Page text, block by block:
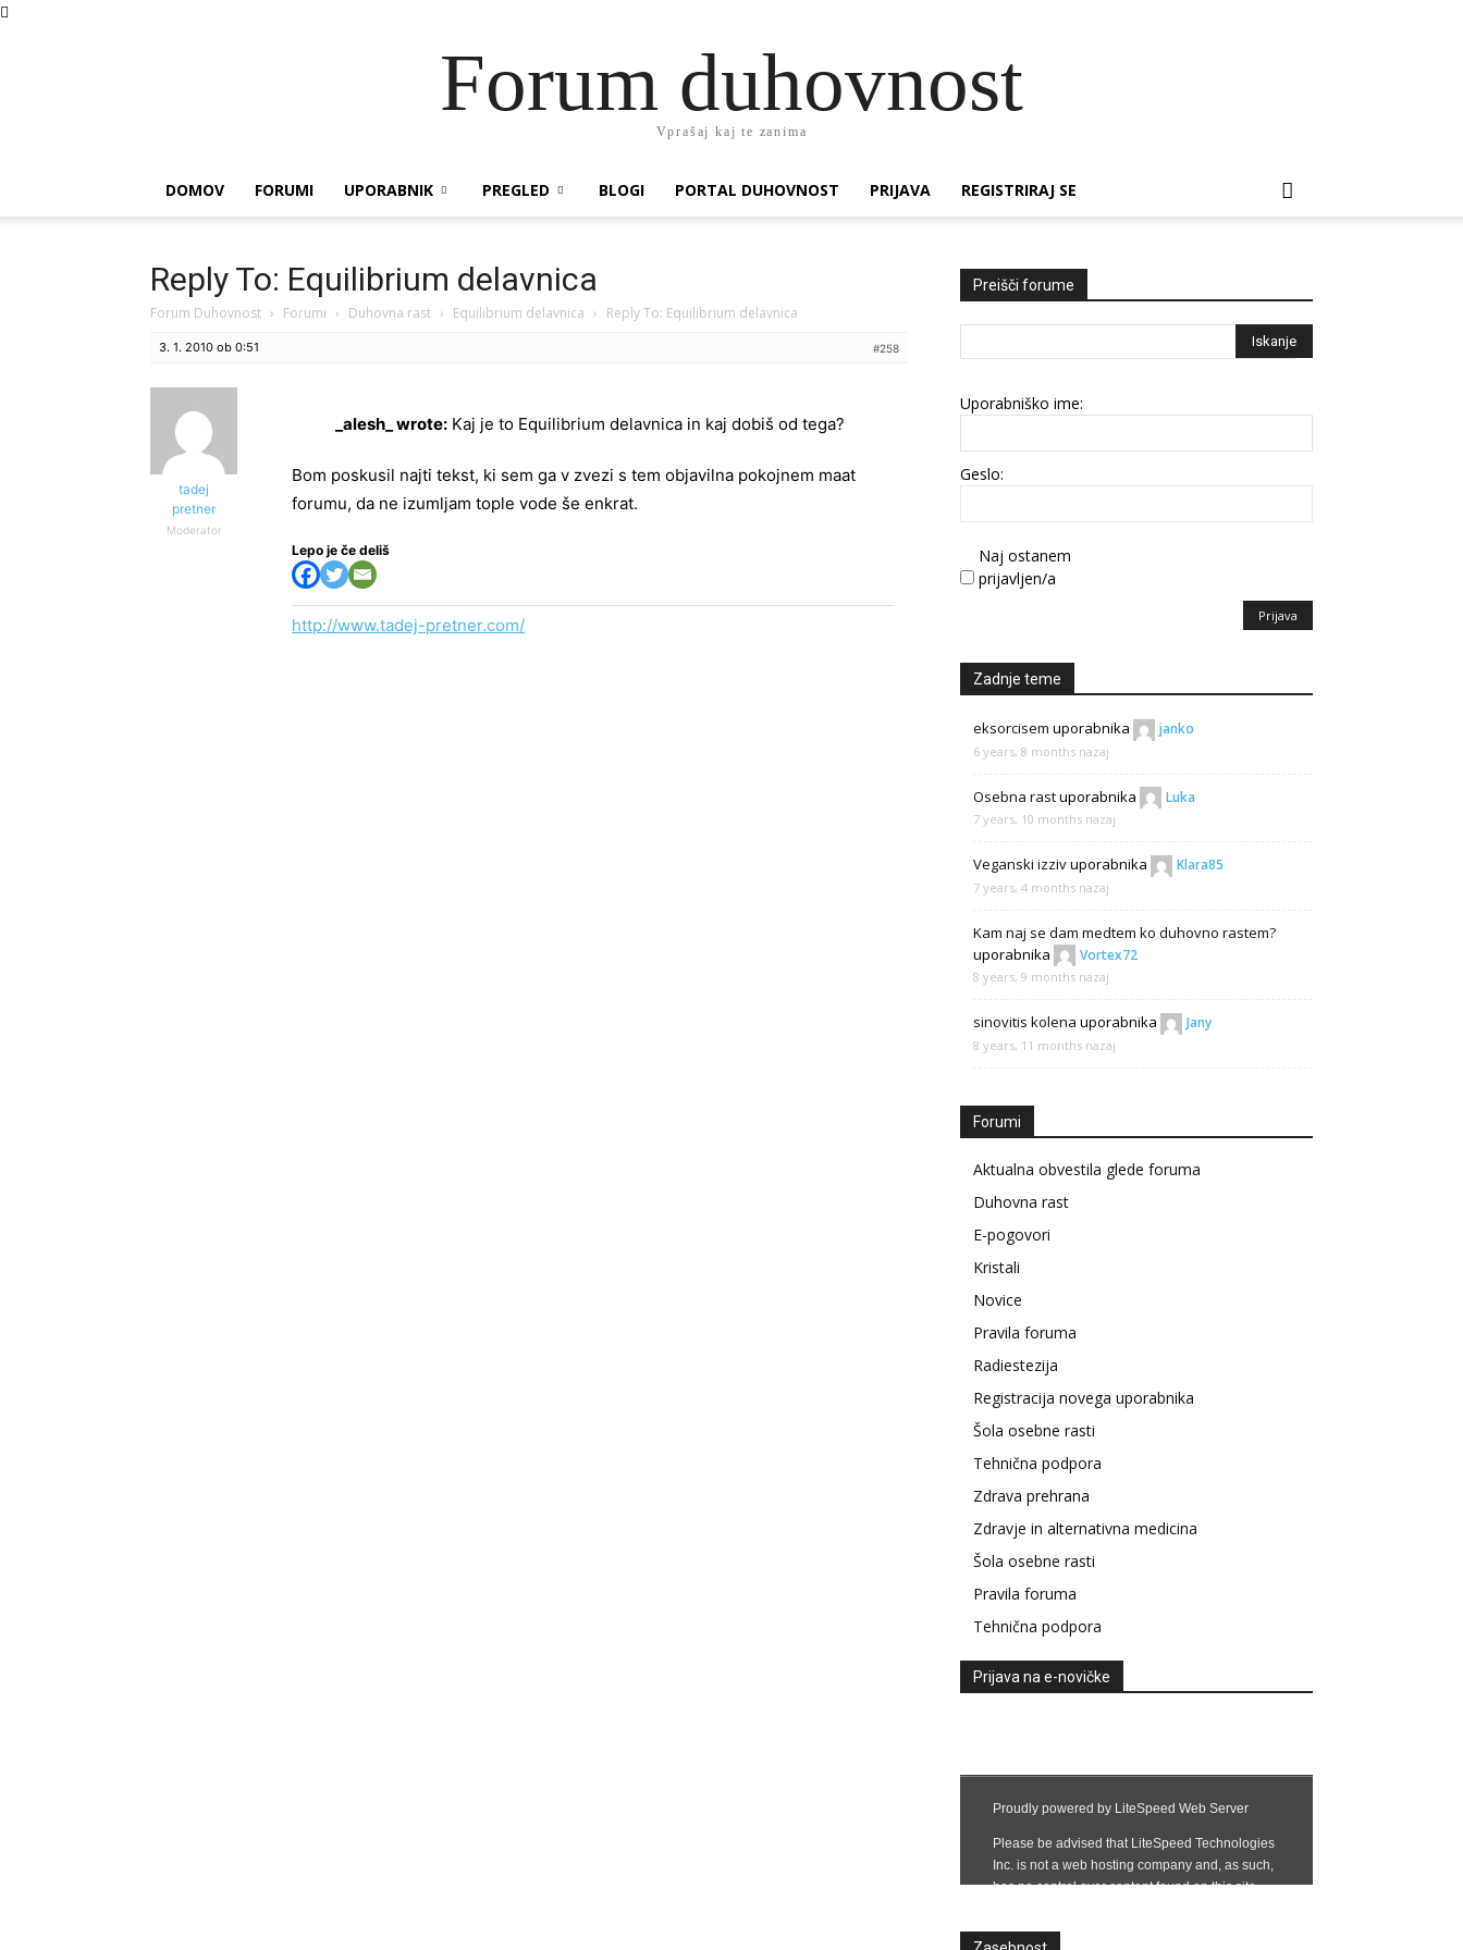
Forum duhovnost
Vprašaj kaj te zanima
DOMOV FORUMI UPORABNIK PREGLED BLOGI PORTAL DUHOVNOST PRIJAVA REGISTRIRAJ SE
Reply To: Equilibrium delavnica
Forum Duhovnost › Forumi › Duhovna rast › Equilibrium delavnica › Reply To: Equilibrium delavnica
3. 1. 2010 ob 0:51 #258
tadej
pretner
Moderator
_alesh_ wrote: Kaj je to Equilibrium delavnica in kaj dobiš od tega?
Bom poskusil najti tekst, ki sem ga v zvezi s tem objavilna pokojnem maat
forumu, da ne izumljam tople vode še enkrat.
Lepo je če deliš
http://www.tadej-pretner.com/
Preišči forume
Uporabniško ime:
Geslo:
Naj ostanem
prijavljen/a
Prijava
Zadnje teme
eksorcisem uporabnika janko
6 years, 8 months nazaj
Osebna rastuporabnika Luka
7 years, 10 months nazaj
Veganski izzivuporabnika Klara85
7 years, 4 months nazaj
Kam naj se dam medtem ko duhovno rastem?
uporabnika
Vortex72
8 years, 9 months nazaj
sinovitis kolena uporabnika Jany
8 years, 11 months nazaj
Forumi
Aktualna obvestila glede foruma
Duhovna rast
E-pogovori
Kristali
Novice
Pravila foruma
Radiestezija
Registracija novega uporabnika
Šola osebne rasti
Tehnična podpora
Zdrava prehrana
Zdravje in alternativna medicina
Šola osebne rasti
Pravila foruma
Tehnična podpora
Prijava na e-novičke